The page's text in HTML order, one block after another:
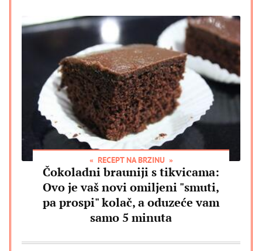
RECEPT NA BRZINU
Čokoladni brauniji s tikvicama:
Ovo je vaš novi omiljeni "smuti,
pa prospi" kolač, a oduzeće vam
samo 5 minuta